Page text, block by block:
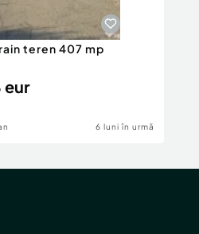
teren 407 mp
eur
6 luni în urmă